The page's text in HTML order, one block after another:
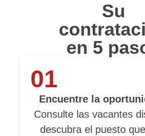
Su
en 5
01
Encuentre la
Consulte las vacantes
descubra el puesto